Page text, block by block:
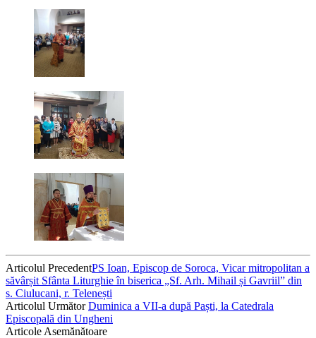
Articolul PrecedentPS Ioan, Episcop de Soroca, Vicar mitropolitan a
săvârșit Sfânta Liturghie în biserica „Sf. Arh. Mihail și Gavriil” din
s. Ciulucani, r. Telenești
Articolul UrmătorDuminica a VII-a după Paști, la Catedrala
Episcopală din Ungheni
Articole Asemănătoare